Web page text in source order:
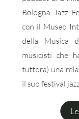
Bologna Jazz
con il Museo
della Musica
musicisti che
tuttora) una
il suo festival